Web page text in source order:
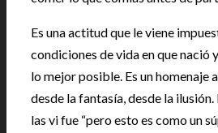
Es una actitud que le viene
condiciones de vida en que nació
lo mejor posible. Es un homenaje
desde la fantasía, desde la
las vi fue “pero esto es como un